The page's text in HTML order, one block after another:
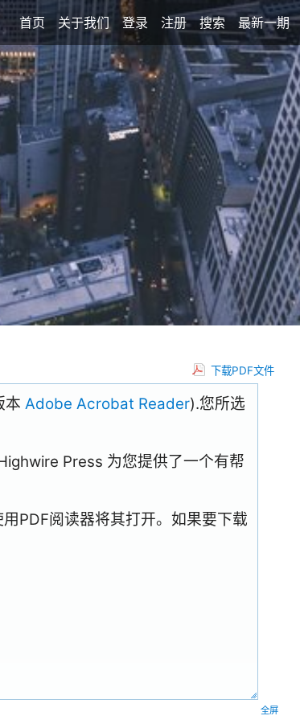
首页 关于我们 登录 注册 搜索 最新一期
下载PDF文件
本 Adobe Acrobat Reader).您所选
Press 为您提供了一个有帮
PDF阅读器将其打开。如果要下载
全屏